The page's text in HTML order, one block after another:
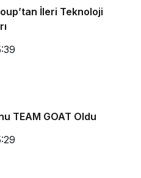
İleri Teknoloji
TEAM GOAT Oldu